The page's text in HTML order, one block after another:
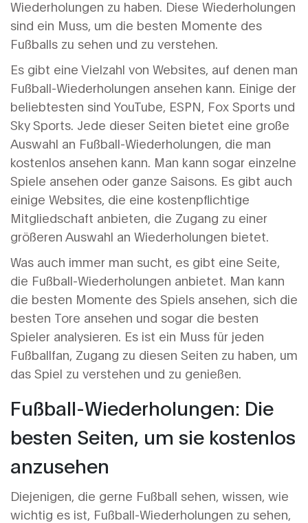
Wiederholungen zu haben. Diese Wiederholungen
sind ein Muss, um die besten Momente des
Fußballs zu sehen und zu verstehen.
Es gibt eine Vielzahl von Websites, auf denen man
Fußball-Wiederholungen ansehen kann. Einige der
beliebtesten sind YouTube, ESPN, Fox Sports und
Sky Sports. Jede dieser Seiten bietet eine große
Auswahl an Fußball-Wiederholungen, die man
kostenlos ansehen kann. Man kann sogar einzelne
Spiele ansehen oder ganze Saisons. Es gibt auch
einige Websites, die eine kostenpflichtige
Mitgliedschaft anbieten, die Zugang zu einer
größeren Auswahl an Wiederholungen bietet.
Was auch immer man sucht, es gibt eine Seite,
die Fußball-Wiederholungen anbietet. Man kann
die besten Momente des Spiels ansehen, sich die
besten Tore ansehen und sogar die besten
Spieler analysieren. Es ist ein Muss für jeden
Fußballfan, Zugang zu diesen Seiten zu haben, um
das Spiel zu verstehen und zu genießen.
Fußball-Wiederholungen: Die
besten Seiten, um sie kostenlos
anzusehen
Diejenigen, die gerne Fußball sehen, wissen, wie
wichtig es ist, Fußball-Wiederholungen zu sehen,